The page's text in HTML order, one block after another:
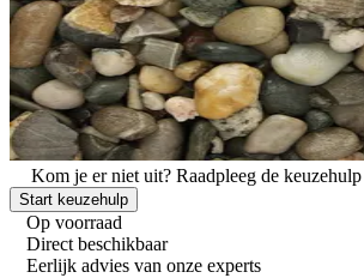
Kom je er niet uit? Raadpleeg de keuzehulp
Start keuzehulp
Op voorraad
Direct beschikbaar
Eerlijk advies van onze experts